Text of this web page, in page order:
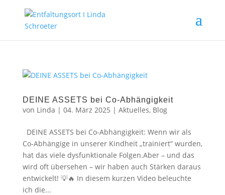
DEINE ASSETS bei Co-Abhängigkeit
von Linda | 04. März 2025 | Aktuelles, Blog
DEINE ASSETS bei Co-Abhängigkeit: Wenn wir als
Co-Abhängige in unserer Kindheit „trainiert“ wurden,
hat das viele dysfunktionale Folgen.Aber – und das
wird oft übersehen – wir haben auch Stärken daraus
entwickelt! 💡🔥 In diesem kurzen Video beleuchte
ich die...